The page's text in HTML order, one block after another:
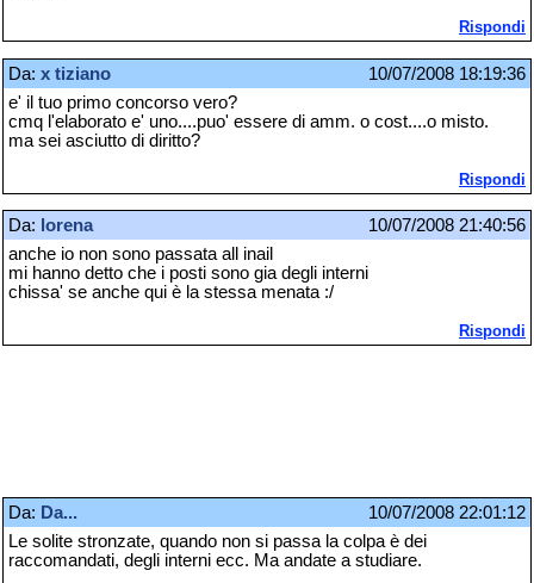
Rispondi
Da: x tiziano
10/07/2008 18:19:36
e' il tuo primo concorso vero?
cmq l'elaborato e' uno....puo' essere di amm. o cost....o misto.
ma sei asciutto di diritto?
Rispondi
Da: lorena
10/07/2008 21:40:56
anche io non sono passata all inail
mi hanno detto che i posti sono gia degli interni
chissa' se anche qui è la stessa menata :/
Rispondi
Da: Da...
10/07/2008 22:01:12
Le solite stronzate, quando non si passa la colpa è dei
raccomandati, degli interni ecc. Ma andate a studiare.